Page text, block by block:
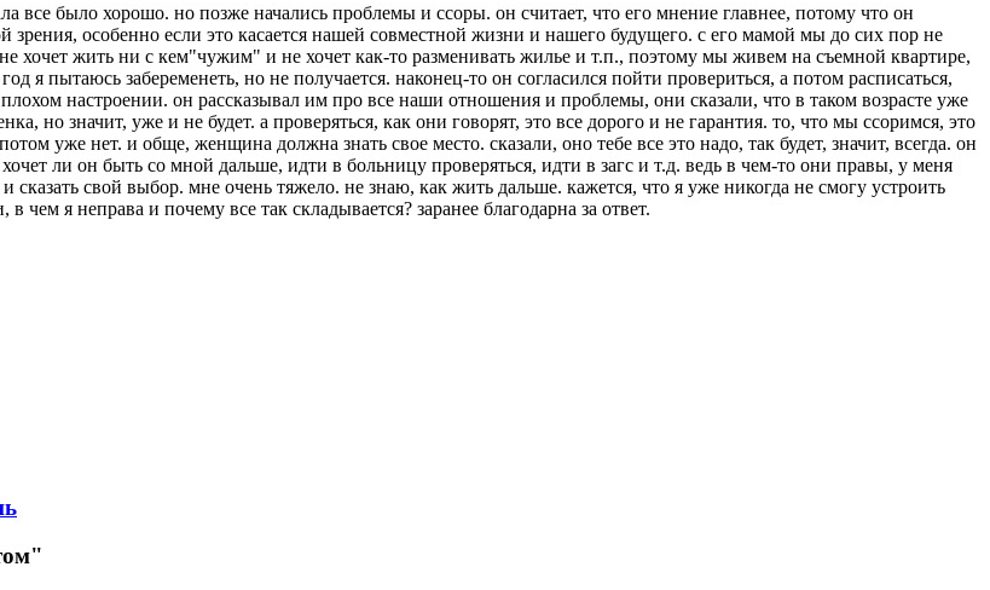
все было хорошо. но позже начались проблемы и ссоры. он считает, что его мнение главнее, потому что он
зрения, особенно если это касается нашей совместной жизни и нашего будущего. с его мамой мы до сих пор не
хочет жить ни с кем"чужим" и не хочет как-то разменивать жилье и т.п., поэтому мы живем на съемной квартире,
я пытаюсь забеременеть, но не получается. наконец-то он согласился пойти провериться, а потом расписаться,
настроении. он рассказывал им про все наши отношения и проблемы, они сказали, что в таком возрасте уже
но значит, уже и не будет. а проверяться, как они говорят, это все дорого и не гарантия. то, что мы ссоримся, это
уже нет. и обще, женщина должна знать свое место. сказали, оно тебе все это надо, так будет, значит, всегда. он
ли он быть со мной дальше, идти в больницу проверяться, идти в загс и т.д. ведь в чем-то они правы, у меня
сказать свой выбор. мне очень тяжело. не знаю, как жить дальше. кажется, что я уже никогда не смогу устроить
я неправа и почему все так складывается? заранее благодарна за ответ.